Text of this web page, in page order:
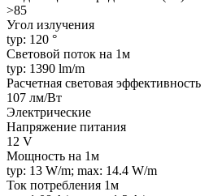
>85
Угол излучения
typ: 120 °
Световой поток на 1м
typ: 1390 lm/m
Расчетная световая эффективность
107 лм/Вт
Электрические
Напряжение питания
12 V
Мощность на 1м
typ: 13 W/m; max: 14.4 W/m
Ток потребления 1м